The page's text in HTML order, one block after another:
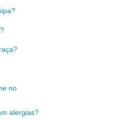
no
alergias?